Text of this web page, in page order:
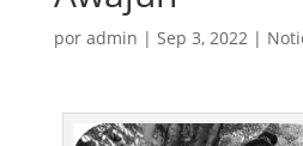
por admin | Sep 3, 2022|